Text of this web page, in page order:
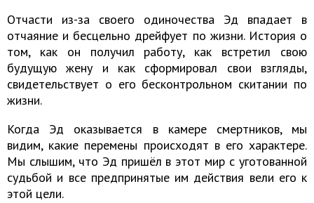
Отчасти из-за своего одиночества Эд впадает в
отчаяние и бесцельно дрейфует по жизни. История о
том, как он получил работу, как встретил свою
будущую жену и как сформировал свои взгляды,
свидетельствует о его бесконтрольном скитании по
жизни.
Когда Эд оказывается в камере смертников, мы
видим, какие перемены происходят в его характере.
Мы слышим, что Эд пришёл в этот мир с уготованной
судьбой и все предпринятые им действия вели его к
этой цели.